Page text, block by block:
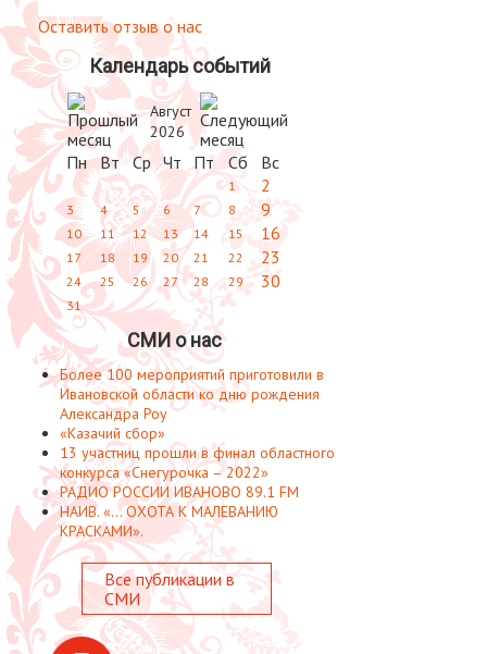
Оставить отзыв о нас
Календарь событий
Август
2026
Пн Вт Ср Чт Пт Сб Вс
1 2
3 4 5 6 7 8 9
10 11 12 13 14 15 16
17 18 19 20 21 22 23
24 25 26 27 28 29 30
31
СМИ о нас
Более 100 мероприятий приготовили в
Ивановской области ко дню рождения
Александра Роу
«Казачий сбор»
13 участниц прошли в финал областного
конкурса «Снегурочка – 2022»
РАДИО РОССИИ ИВАНОВО 89.1 FM
НАИВ. «... ОХОТА К МАЛЕВАНИЮ
КРАСКАМИ».
Все публикации в
СМИ